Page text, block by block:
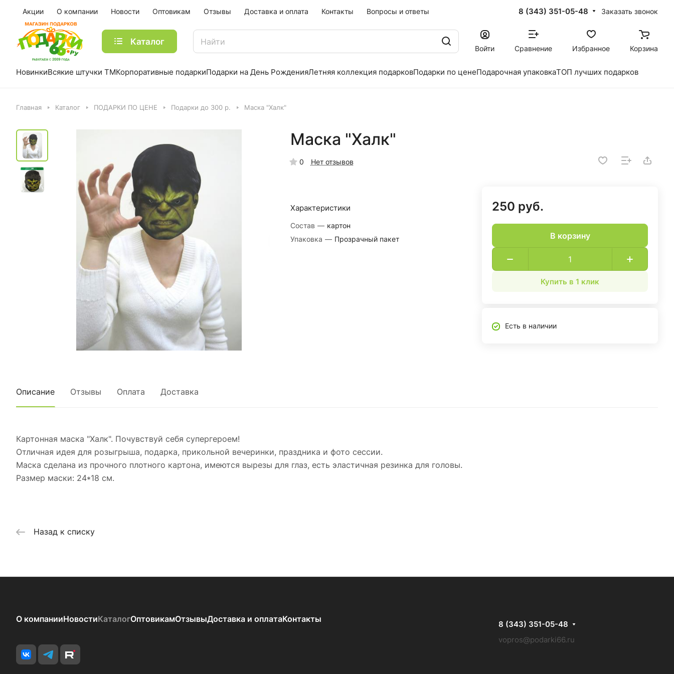
Акции О компании Новости Оптовикам Отзывы Доставка и оплата Контакты Вопросы и ответы 8 (343) 351-05-48 Заказать звонок
Каталог
Войти Сравнение Избранное Корзина
НовинкиВсякие штучки ТМКорпоративные подаркиПодарки на День РожденияЛетняя коллекция подарковПодарки по ценеПодарочная упаковкаТОП лучших подарков
Главная Каталог ПОДАРКИ ПО ЦЕНЕ Подарки до 300 р. Маска "Халк"
Маска "Халк"
0 Нет отзывов
Характеристики
Состав — картон
Упаковка — Прозрачный пакет
250 руб.
В корзину
Купить в 1 клик
Есть в наличии
Описание Отзывы Оплата Доставка
Картонная маска "Халк". Почувствуй себя супергероем!
Отличная идея для розыгрыша, подарка, прикольной вечеринки, праздника и фото сессии.
Маска сделана из прочного плотного картона, имеются вырезы для глаз, есть эластичная резинка для головы.
Размер маски: 24*18 см.
Назад к списку
О компанииНовостиКаталогОптовикамОтзывыДоставка и оплатаКонтакты
8 (343) 351-05-48
vopros@podarki66.ru